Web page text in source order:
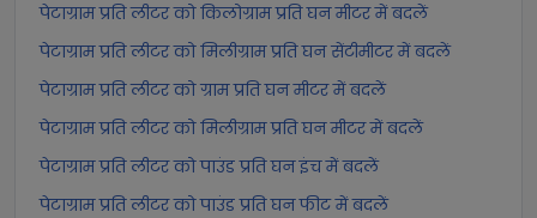
पेटाग्राम प्रति लीटर को किलोग्राम प्रति घन मीटर में बदलें
पेटाग्राम प्रति लीटर को मिलीग्राम प्रति घन सेंटीमीटर में बदलें
पेटाग्राम प्रति लीटर को ग्राम प्रति घन मीटर में बदलें
पेटाग्राम प्रति लीटर को मिलीग्राम प्रति घन मीटर में बदलें
पेटाग्राम प्रति लीटर को पाउंड प्रति घन इंच में बदलें
पेटाग्राम प्रति लीटर को पाउंड प्रति घन फीट में बदलें